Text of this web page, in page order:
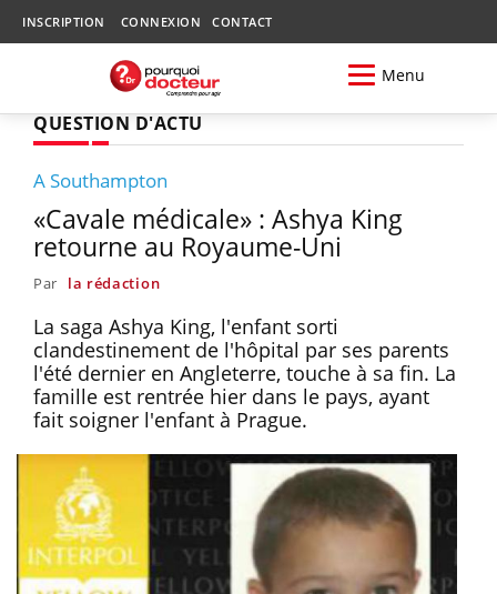
INSCRIPTION CONNEXION CONTACT
Menu
QUESTION D'ACTU
A Southampton
«Cavale médicale» : Ashya King
retourne au Royaume-Uni
Par la rédaction
La saga Ashya King, l'enfant sorti
clandestinement de l'hôpital par ses parents
l'été dernier en Angleterre, touche à sa fin. La
famille est rentrée hier dans le pays, ayant
fait soigner l'enfant à Prague.